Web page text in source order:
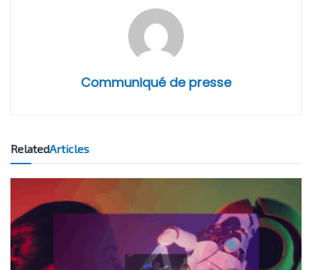
Communiqué de presse
RelatedArticles